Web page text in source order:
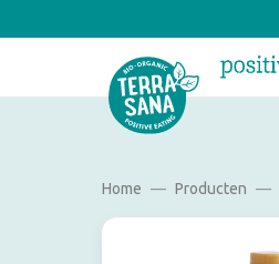
Home Producten